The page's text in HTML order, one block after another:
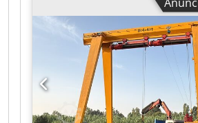
depósito: 90 litros - Potência de
5,5 kW - Capacidade de fusão: 12
elétrica: 400 V - Esquema elétrico
operação/outros documentos em
disponíveis Visitas mediante
06502 Thale.